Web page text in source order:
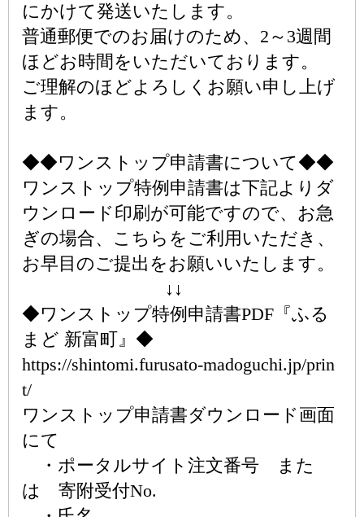
にかけて発送いたします。
普通郵便でのお届けのため、2～3週間
ほどお時間をいただいております。
ご理解のほどよろしくお願い申し上げ
ます。
◆◆ワンストップ申請書について◆◆
ワンストップ特例申請書は下記よりダ
ウンロード印刷が可能ですので、お急
ぎの場合、こちらをご利用いただき、
お早目のご提出をお願いいたします。
↓↓
◆ワンストップ特例申請書PDF『ふる
まど 新富町』◆
https://shintomi.furusato-madoguchi.jp/prin
t/
ワンストップ申請書ダウンロード画面
にて
・ポータルサイト注文番号 また
は 寄附受付No.